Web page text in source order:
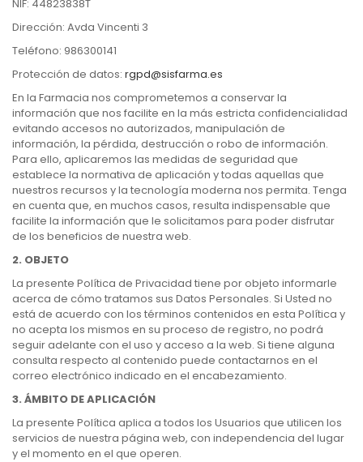
NIF: 44823838T
Dirección: Avda Vincenti 3
Teléfono: 986300141
Protección de datos: rgpd@sisfarma.es
En la Farmacia nos comprometemos a conservar la
información que nos facilite en la más estricta confidencialidad
evitando accesos no autorizados, manipulación de
información, la pérdida, destrucción o robo de información.
Para ello, aplicaremos las medidas de seguridad que
establece la normativa de aplicación y todas aquellas que
nuestros recursos y la tecnología moderna nos permita. Tenga
en cuenta que, en muchos casos, resulta indispensable que
facilite la información que le solicitamos para poder disfrutar
de los beneficios de nuestra web.
2. OBJETO
La presente Política de Privacidad tiene por objeto informarle
acerca de cómo tratamos sus Datos Personales. Si Usted no
está de acuerdo con los términos contenidos en esta Política y
no acepta los mismos en su proceso de registro, no podrá
seguir adelante con el uso y acceso a la web. Si tiene alguna
consulta respecto al contenido puede contactarnos en el
correo electrónico indicado en el encabezamiento.
3. ÁMBITO DE APLICACIÓN
La presente Política aplica a todos los Usuarios que utilicen los
servicios de nuestra página web, con independencia del lugar
y el momento en el que operen.